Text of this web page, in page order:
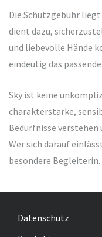
Die Schutzgebühr
dient dazu,
und liebevolle Hände
eindeutig das
Sky ist keine
charakterstarke,
Bedürfnisse verstehen
Wer sich darauf
besondere Begleiterin.
Datenschutz